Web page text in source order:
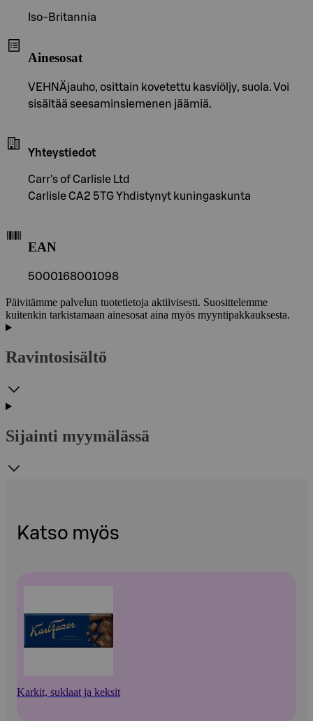
Iso-Britannia
Ainesosat
VEHNÄjauho, osittain kovetettu kasviöljy, suola. Voi
sisältää seesaminsiemenen jäämiä.
Yhteystiedot
Carr's of Carlisle Ltd
Carlisle CA2 5TG Yhdistynyt kuningaskunta
EAN
5000168001098
Päivitämme palvelun tuotetietoja aktiivisesti. Suosittelemme
kuitenkin tarkistamaan ainesosat aina myös myyntipakkauksesta.
Ravintosisältö
Sijainti myymälässä
Katso myös
Karkit, suklaat ja keksit